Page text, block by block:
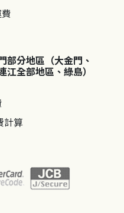
部分地區（大金門、
全部地區、綠島）
計算